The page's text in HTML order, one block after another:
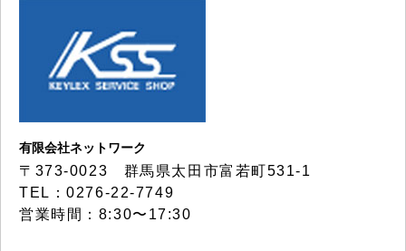
有限会社ネットワーク
〒373-0023 群馬県太田市富若町531-1
TEL：0276-22-7749
営業時間：8:30〜17:30